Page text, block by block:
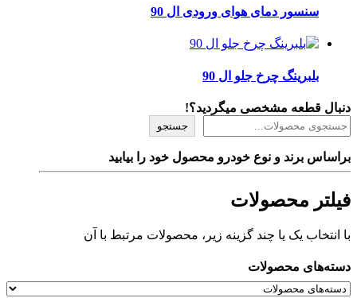
سنسور دمای هوای ورودی ال 90
بلبرینگ چرخ جلو ال 90
دنبال قطعه مشخصی میگردید؟!
جستجو
براساس برند و نوع خودرو محصول خود را بیابید
فیلتر محصولات
با انتخاب یک یا چند گزینه زیر، محصولات مرتبط با آن
دسته‌های محصولات